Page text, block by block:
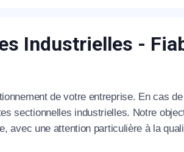
Industrielles -
de votre entreprise. En cas de
sectionnelles industrielles. Notre
avec une attention particulière à la